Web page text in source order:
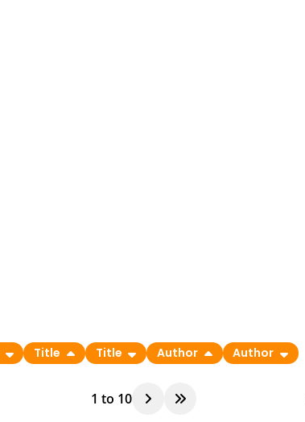
1 to 10
Title Title Author Author